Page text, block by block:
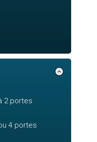
2 portes
4 portes